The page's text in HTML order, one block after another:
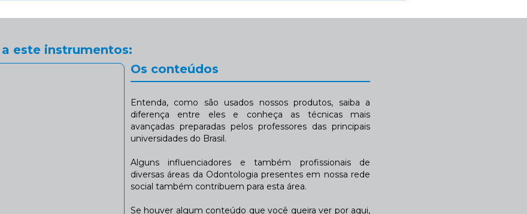
este instrumentos:
Os conteúdos
Entenda, como são usados nossos produtos, saiba a
diferença entre eles e conheça as técnicas mais
avançadas preparadas pelos professores das principais
universidades do Brasil.
Alguns influenciadores e também profissionais de
diversas áreas da Odontologia presentes em nossa rede
social também contribuem para esta área.
Se houver algum conteúdo que você queira ver por aqui,